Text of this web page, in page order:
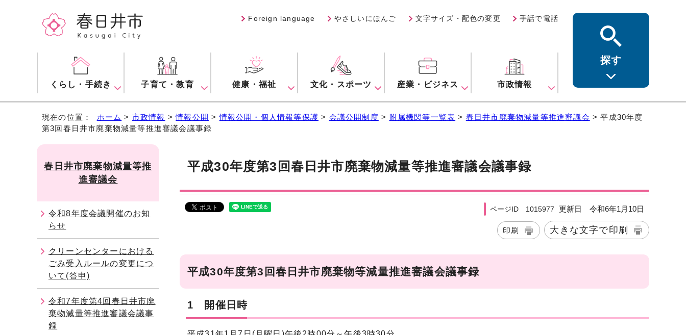
Foreign language やさしいにほんご 文字サイズ・配色の変更 手話で電話
くらし・手続き 子育て・教育 健康・福祉 文化・スポーツ 産業・ビジネス 市政情報
探す
現在の位置： ホーム > 市政情報 >情報公開 >情報公開・個人情報等保護 > 会議公開制度 > 附属機関等一覧表 > 春日井市廃棄物減量等推進審議会 > 平成30年度
第3回春日井市廃棄物減量等推進審議会議事録
平成30年度第3回春日井市廃棄物減量等推進審議会議事録
ページID 1015977 更新日 令和6年1月10日
印刷 大きな文字で印刷
平成30年度第3回春日井市廃棄物等減量推進審議会議事録
1 開催日時
春日井市廃棄物減量等推
進審議会
令和8年度会議開催のお知
らせ
クリーンセンターにおける
ごみ受入ルールの変更につ
いて(答申)
令和7年度第4回春日井市廃
棄物減量等推進審議会議事
録